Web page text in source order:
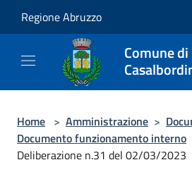
Regione Abruzzo
Comune di
Home > Amministrazione >
Documento funzionamento interno
Deliberazione n.31 del 02/03/2023